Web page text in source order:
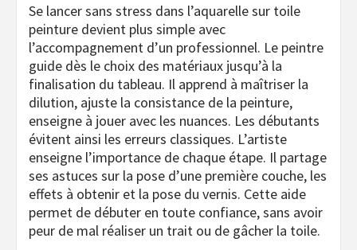
Se lancer sans stress dans l’aquarelle sur toile
peinture devient plus simple avec
l’accompagnement d’un professionnel. Le peintre
guide dès le choix des matériaux jusqu’à la
finalisation du tableau. Il apprend à maîtriser la
dilution, ajuste la consistance de la peinture,
enseigne à jouer avec les nuances. Les débutants
évitent ainsi les erreurs classiques. L’artiste
enseigne l’importance de chaque étape. Il partage
ses astuces sur la pose d’une première couche, les
effets à obtenir et la pose du vernis. Cette aide
permet de débuter en toute confiance, sans avoir
peur de mal réaliser un trait ou de gâcher la toile.